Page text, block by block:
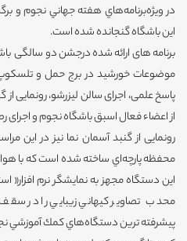
در ويژه‌برنامه‌‌هاي هفته جهاني نجوم و
اين باشگاه گنجانده شده است.
برنامه های ارائه شده درجشن دو سالگی
موضوعات خورشید در برج حمل و
پاسخ علمی، اجرای سالن لیزرشو، رونمایی
از اعضاء فعال اسبق باشگاه نجوم و اجرای
رونمایی از گنبد آسمان نما نیز در این
اين دستگاه مجهز به نمايشگر نرم افزار«
محدب تصاوير كيهاني زيبايي را در
پيشرفته ترين دستگاه‌هاي كمك